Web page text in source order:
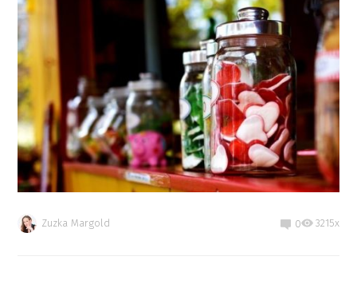
Zuzka Margold 0 3215x